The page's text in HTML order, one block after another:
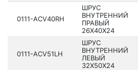
0111-ACV40RH
ШРУС
ВНУТРЕННИЙ
ПРАВЫЙ
26X40X24
0111-ACV51LH
ШРУС
ВНУТРЕННИЙ
ЛЕВЫЙ
32X50X24